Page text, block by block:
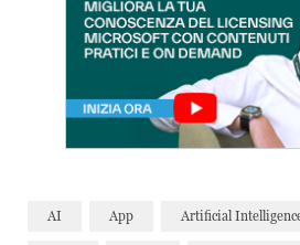
AI App Artificial